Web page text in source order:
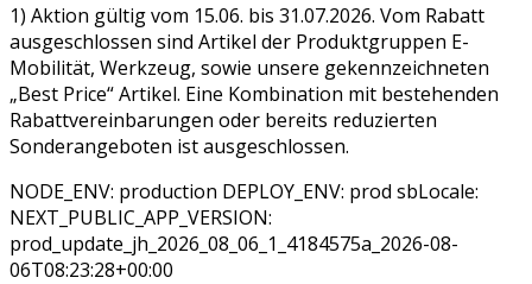
1) Aktion gültig vom 15.06. bis 31.07.2026. Vom Rabatt
ausgeschlossen sind Artikel der Produktgruppen E-
Mobilität, Werkzeug, sowie unsere gekennzeichneten
„Best Price“ Artikel. Eine Kombination mit bestehenden
Rabattvereinbarungen oder bereits reduzierten
Sonderangeboten ist ausgeschlossen.
NODE_ENV: production DEPLOY_ENV: prod sbLocale:
NEXT_PUBLIC_APP_VERSION:
prod_update_jh_2026_08_06_1_4184575a_2026-08-
06T08:23:28+00:00